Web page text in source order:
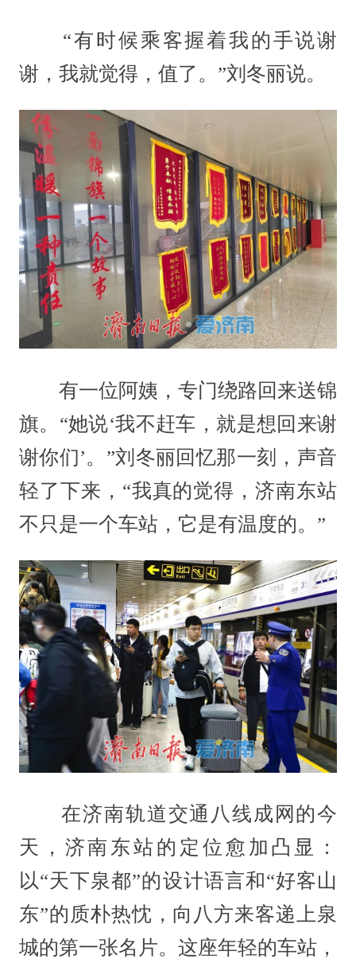
“有时候乘客握着我的手说谢
谢，我就觉得，值了。”刘冬丽说。
有一位阿姨，专门绕路回来送锦
旗。“她说‘我不赶车，就是想回来谢
谢你们’。”刘冬丽回忆那一刻，声音
轻了下来，“我真的觉得，济南东站
不只是一个车站，它是有温度的。”
在济南轨道交通八线成网的今
天，济南东站的定位愈加凸显：
以“天下泉都”的设计语言和“好客山
东”的质朴热忱，向八方来客递上泉
城的第一张名片。这座年轻的车站，